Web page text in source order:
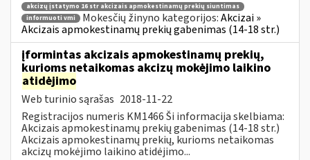
akcizų įstatymo 16 str akcizais apmokestinamų prekių siuntimas
informuoti vmi
Mokesčių žinyno kategorijos:Akcizai »
Akcizais apmokestinamų prekių gabenimas (14-18 str.)
įformintas akcizais apmokestinamų prekių,
kurioms netaikomas akcizų mokėjimo laikino
atidėjimo
Web turinio sąrašas 2018-11-22
Registracijos numeris KM1466 Ši informacija skelbiama:
Akcizais apmokestinamų prekių gabenimas (14-18 str.)
Akcizais apmokestinamų prekių, kurioms netaikomas
akcizų mokėjimo laikino atidėjimo...